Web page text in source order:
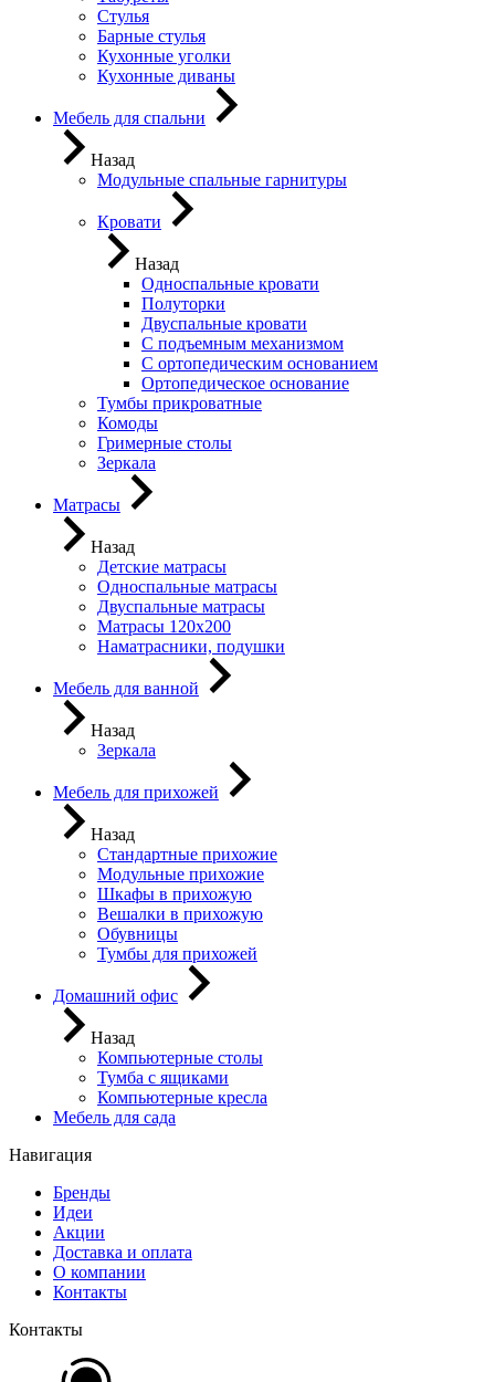
Стулья
Барные стулья
Кухонные уголки
Кухонные диваны
Мебель для спальни
Назад
Модульные спальные гарнитуры
Кровати
Назад
Односпальные кровати
Полуторки
Двуспальные кровати
С подъемным механизмом
С ортопедическим основанием
Ортопедическое основание
Тумбы прикроватные
Комоды
Гримерные столы
Зеркала
Матрасы
Назад
Детские матрасы
Односпальные матрасы
Двуспальные матрасы
Матрасы 120х200
Наматрасники, подушки
Мебель для ванной
Назад
Зеркала
Мебель для прихожей
Назад
Стандартные прихожие
Модульные прихожие
Шкафы в прихожую
Вешалки в прихожую
Обувницы
Тумбы для прихожей
Домашний офис
Назад
Компьютерные столы
Тумба с ящиками
Компьютерные кресла
Мебель для сада
Навигация
Бренды
Идеи
Акции
Доставка и оплата
О компании
Контакты
Контакты